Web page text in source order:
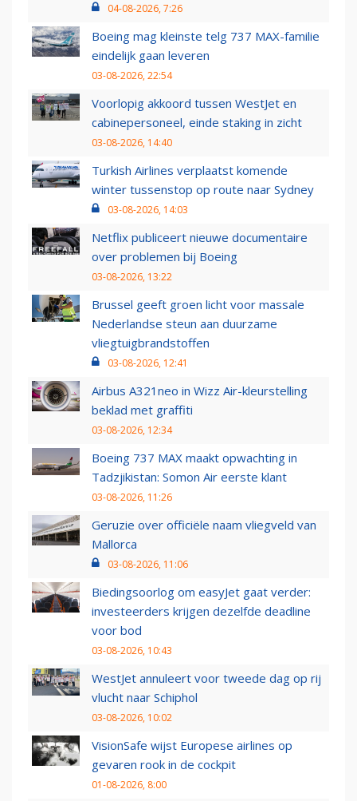
04-08-2026, 7:26
Boeing mag kleinste telg 737 MAX-familie
eindelijk gaan leveren
03-08-2026, 22:54
Voorlopig akkoord tussen WestJet en
cabinepersoneel, einde staking in zicht
03-08-2026, 14:40
Turkish Airlines verplaatst komende
winter tussenstop op route naar Sydney
03-08-2026, 14:03
Netflix publiceert nieuwe documentaire
over problemen bij Boeing
03-08-2026, 13:22
Brussel geeft groen licht voor massale
Nederlandse steun aan duurzame
vliegtuigbrandstoffen
03-08-2026, 12:41
Airbus A321neo in Wizz Air-kleurstelling
beklad met graffiti
03-08-2026, 12:34
Boeing 737 MAX maakt opwachting in
Tadzjikistan: Somon Air eerste klant
03-08-2026, 11:26
Geruzie over officiële naam vliegveld van
Mallorca
03-08-2026, 11:06
Biedingsoorlog om easyJet gaat verder:
investeerders krijgen dezelfde deadline
voor bod
03-08-2026, 10:43
WestJet annuleert voor tweede dag op rij
vlucht naar Schiphol
03-08-2026, 10:02
VisionSafe wijst Europese airlines op
gevaren rook in de cockpit
01-08-2026, 8:00